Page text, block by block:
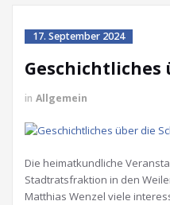
17. September 2024
Geschichtliches
in Allgemein
Die heimatkundliche
Stadtratsfraktion in den
Matthias Wenzel viele